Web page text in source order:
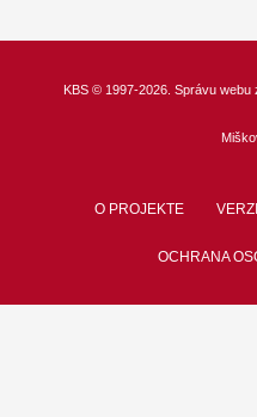
KBS © 1997-2026. Správu webu
O PROJEKTE
OCHRANA